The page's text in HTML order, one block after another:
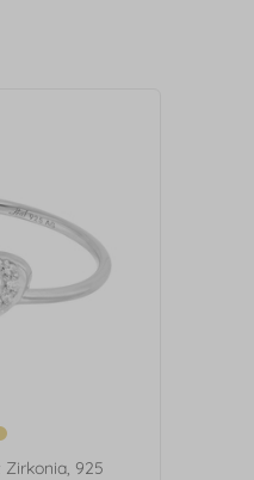
Zirkonia, 925